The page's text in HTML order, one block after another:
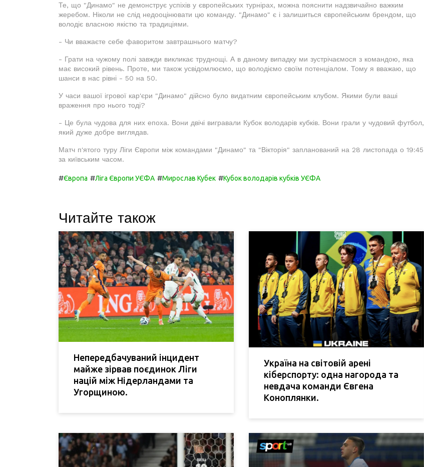
Те, що "Динамо" не демонструє успіхів у європейських турнірах, можна пояснити надзвичайно важким
жеребом. Ніколи не слід недооцінювати цю команду. "Динамо" є і залишиться європейським брендом, що
володіє власною якістю та традиціями.
- Чи вважаєте себе фаворитом завтрашнього матчу?
- Грати на чужому полі завжди викликає труднощі. А в даному випадку ми зустрічаємося з командою, яка
має високий рівень. Проте, ми також усвідомлюємо, що володіємо своїм потенціалом. Тому я вважаю, що
шанси в нас рівні - 50 на 50.
У часи вашої ігрової кар'єри "Динамо" дійсно було видатним європейським клубом. Якими були ваші
враження про нього тоді?
- Це була чудова для них епоха. Вони двічі вигравали Кубок володарів кубків. Вони грали у чудовий футбол,
який дуже добре виглядав.
Матч п'ятого туру Ліги Європи між командами "Динамо" та "Вікторія" запланований на 28 листопада о 19:45
за київським часом.
#Європа #Ліга Європи УЄФА #Мирослав Кубек #Кубок володарів кубків УЄФА
Читайте також
Непередбачуваний інцидент
майже зірвав поєдинок Ліги
націй між Нідерландами та
Угорщиною.
Україна на світовій арені
кіберспорту: одна нагорода та
невдача команди Євгена
Коноплянки.